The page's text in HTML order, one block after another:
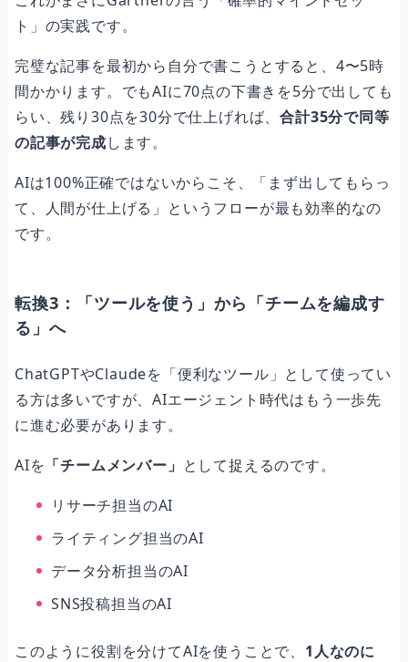
ト」の実践です。
完璧な記事を最初から自分で書こうとすると、4〜5時
間かかります。でもAIに70点の下書きを5分で出しても
らい、残り30点を30分で仕上げれば、合計35分で同等
の記事が完成します。
AIは100%正確ではないからこそ、「まず出してもらっ
て、人間が仕上げる」というフローが最も効率的なの
です。
転換3：「ツールを使う」から「チームを編成す
る」へ
ChatGPTやClaudeを「便利なツール」として使ってい
る方は多いですが、AIエージェント時代はもう一歩先
に進む必要があります。
AIを 「チームメンバー」 として捉えるのです。
リサーチ担当のAI
ライティング担当のAI
データ分析担当のAI
SNS投稿担当のAI
このように役割を分けてAIを使うことで、 1人なのに